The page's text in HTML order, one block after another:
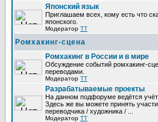
Японский язык
Приглашаем всех, кому есть что
японского.
Модератор TT
Ромхакинг-сцена
Ромхакинг в России и в мире
Обсуждение событий ромхакинг-
переводами.
Модератор TT
Разрабатываемые проекты
На данном подфоруме ведётся
Здесь же вы можете принять
переводчика / художника / ...
Модератор TT